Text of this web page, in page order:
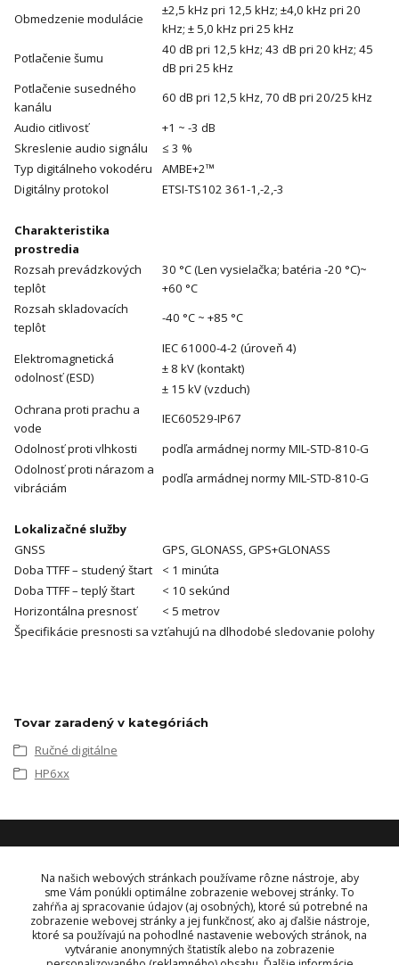
Obmedzenie modulácie
±2,5 kHz pri 12,5 kHz; ±4,0 kHz pri 20
kHz; ± 5,0 kHz pri 25 kHz
Potlačenie šumu
40 dB pri 12,5 kHz; 43 dB pri 20 kHz; 45
dB pri 25 kHz
Potlačenie susedného
kanálu
60 dB pri 12,5 kHz, 70 dB pri 20/25 kHz
Audio citlivosť
+1 ~ -3 dB
Skreslenie audio signálu
≤ 3 %
Typ digitálneho vokodéru
AMBE+2™
Digitálny protokol
ETSI-TS102 361-1,-2,-3
Charakteristika
prostredia
Rozsah prevádzkových
teplôt
30 °C (Len vysielačka; batéria -20 °C)~
+60 °C
Rozsah skladovacích
teplôt
-40 °C ~ +85 °C
Elektromagnetická
odolnosť (ESD)
IEC 61000-4-2 (úroveň 4)
± 8 kV (kontakt)
± 15 kV (vzduch)
Ochrana proti prachu a
vode
IEC60529-IP67
Odolnosť proti vlhkosti
podľa armádnej normy MIL-STD-810-G
Odolnosť proti nárazom a
vibráciám
podľa armádnej normy MIL-STD-810-G
Lokalizačné služby
GNSS
GPS, GLONASS, GPS+GLONASS
Doba TTFF – studený štart
< 1 minúta
Doba TTFF – teplý štart
< 10 sekúnd
Horizontálna presnosť
< 5 metrov
Špecifikácie presnosti sa vzťahujú na dlhodobé sledovanie polohy
Tovar zaradený v kategóriách
Ručné digitálne
HP6xx
KONTAKT
OBJEDNÁVKY A INFORMÁCIE
+421 948 229 224
info@vysielacky.com
Na našich webových stránkach používame rôzne nástroje, aby
sme Vám ponúkli optimálne zobrazenie webovej stránky. To
zahŕňa aj spracovanie údajov (aj osobných), ktoré sú potrebné na
zobrazenie webovej stránky a jej funkčnosť, ako aj ďalšie nástroje,
ktoré sa používajú na pohodlné nastavenie webových stránok, na
vytváranie anonymných štatistík alebo na zobrazenie